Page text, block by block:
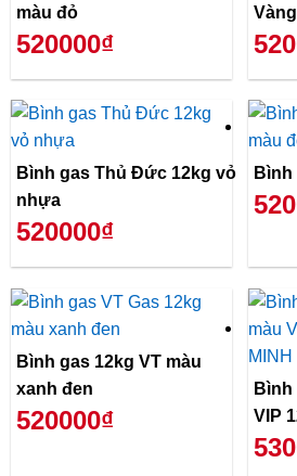
màu đỏ
520000₫
Bình gas Thủ Đức 12kg vỏ
nhựa
520000₫
Bình
Bình gas 12kg VT màu
xanh đen
520000₫
Bình
VIP